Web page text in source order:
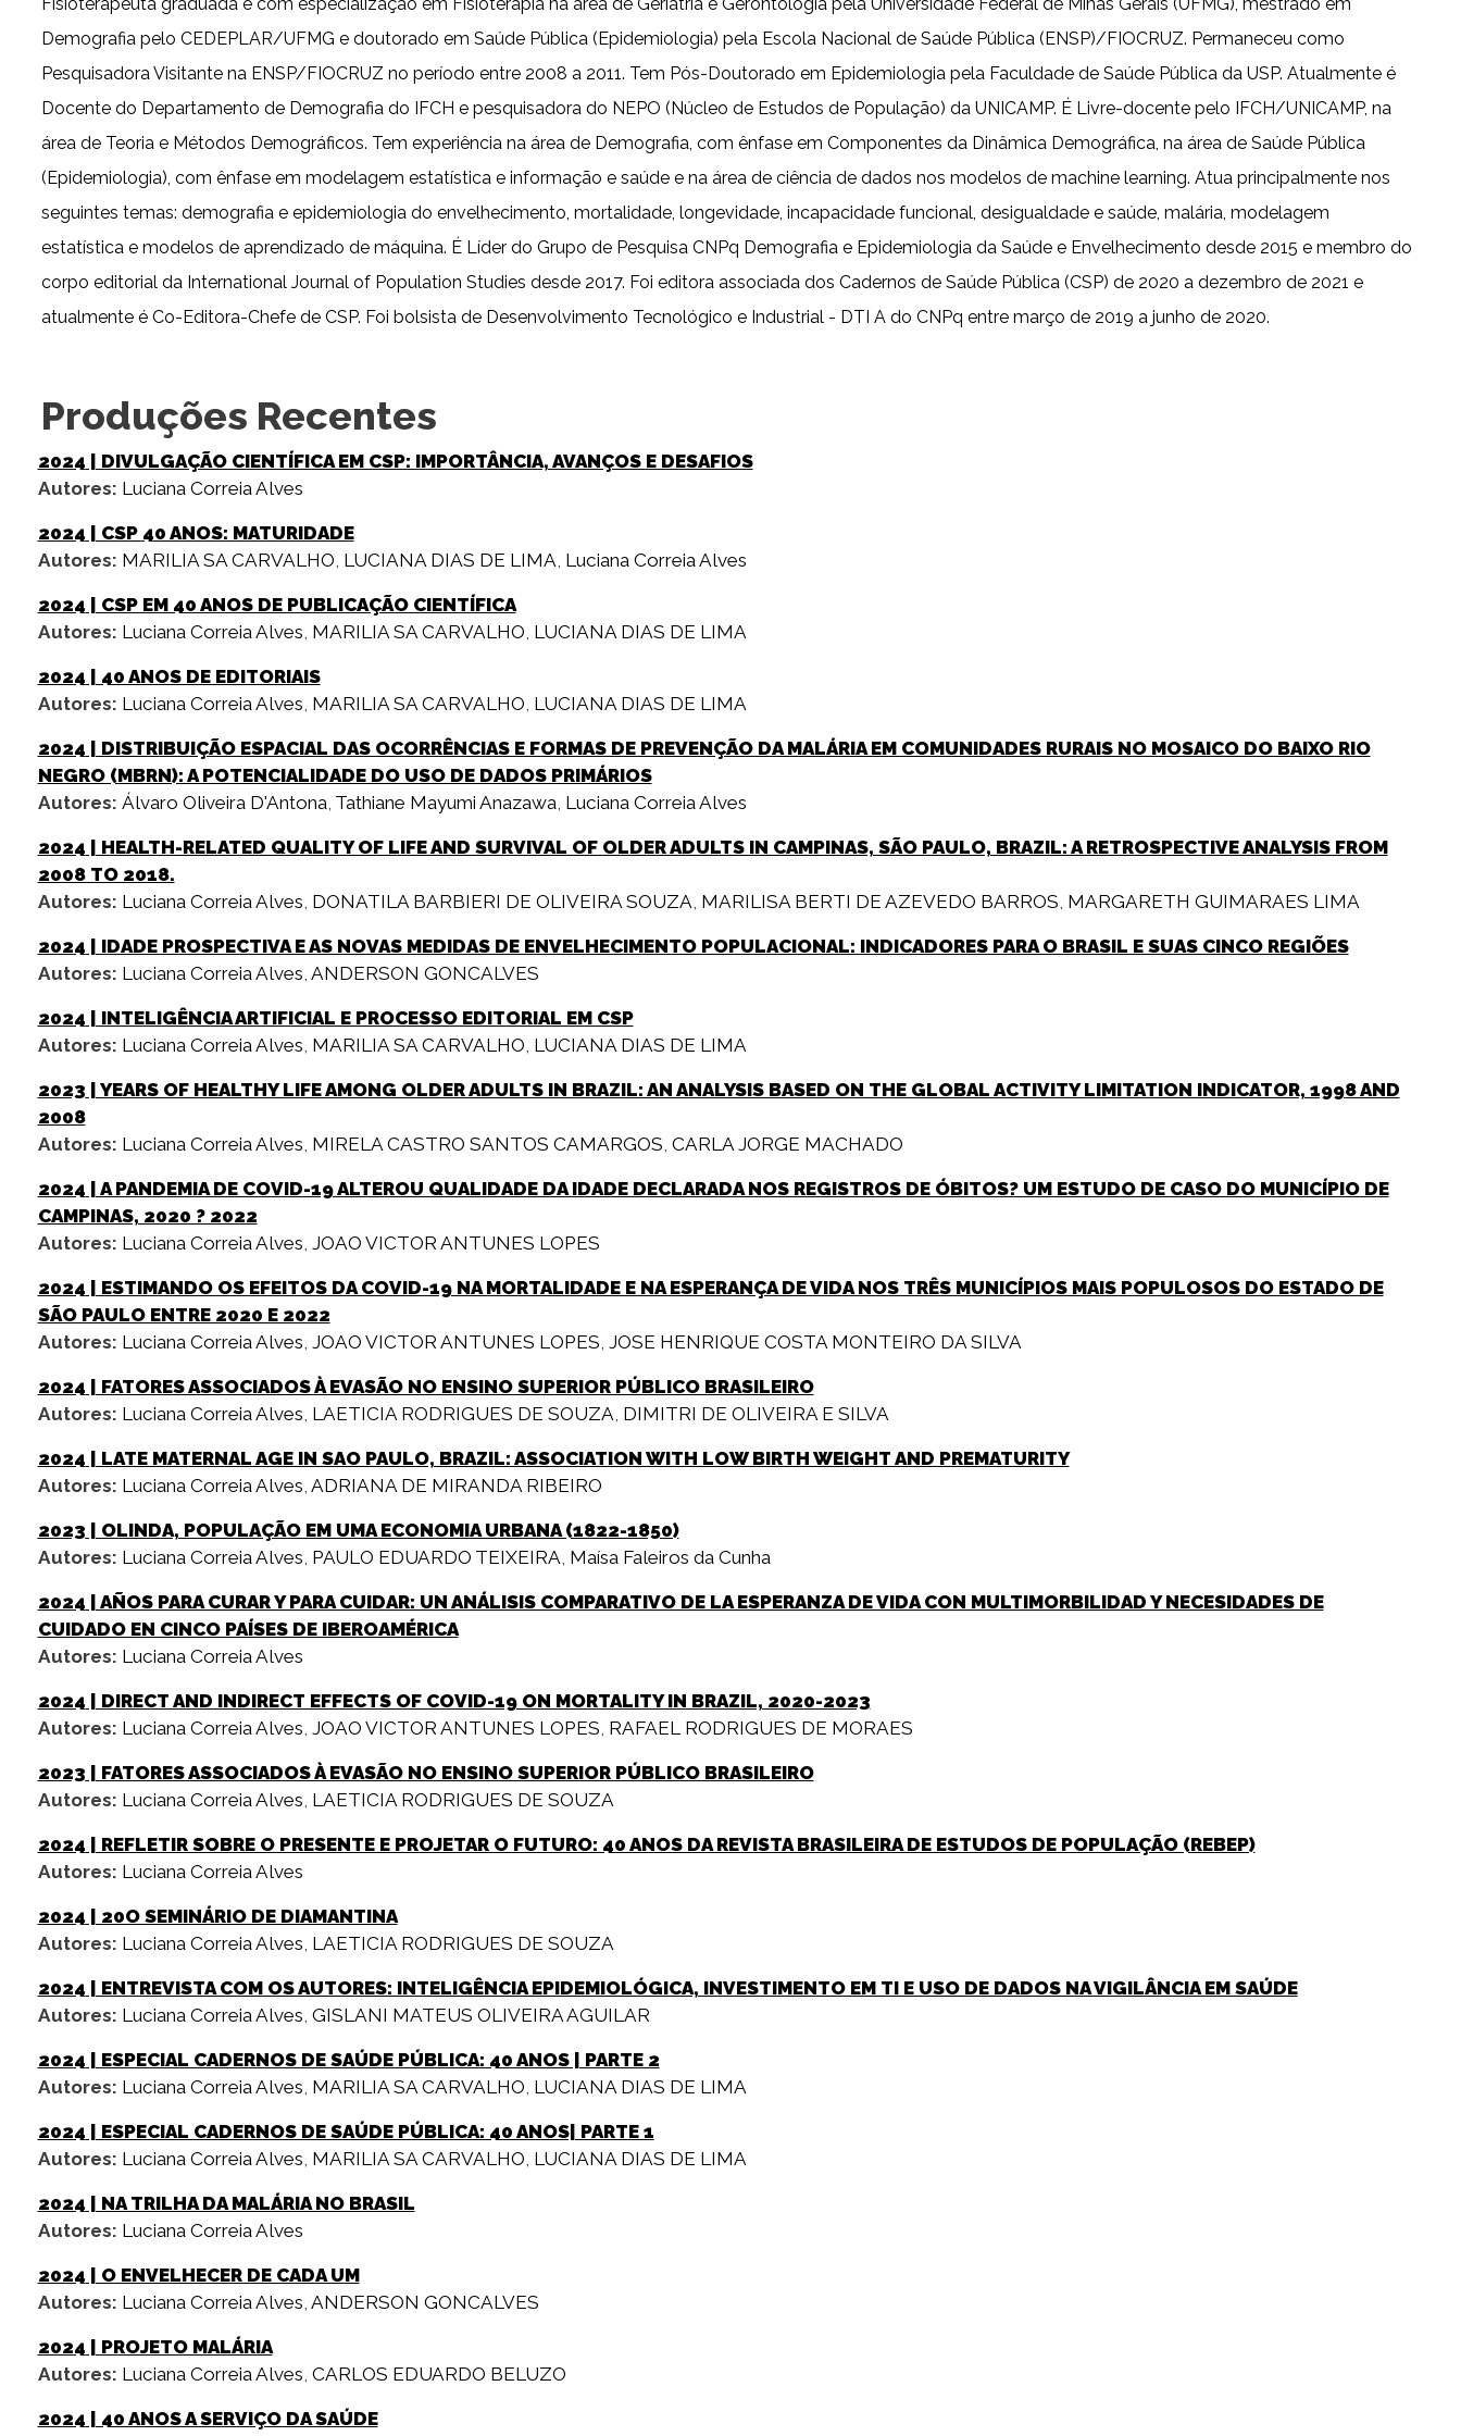
Fisioterapeuta graduada e com especialização em Fisioterapia na área de Geriatria e Gerontologia pela Universidade Federal de Minas Gerais (UFMG), mestrado em
Demografia pelo CEDEPLAR/UFMG e doutorado em Saúde Pública (Epidemiologia) pela Escola Nacional de Saúde Pública (ENSP)/FIOCRUZ. Permaneceu como
Pesquisadora Visitante na ENSP/FIOCRUZ no período entre 2008 a 2011. Tem Pós-Doutorado em Epidemiologia pela Faculdade de Saúde Pública da USP. Atualmente é
Docente do Departamento de Demografia do IFCH e pesquisadora do NEPO (Núcleo de Estudos de População) da UNICAMP. É Livre-docente pelo IFCH/UNICAMP, na
área de Teoria e Métodos Demográficos. Tem experiência na área de Demografia, com ênfase em Componentes da Dinâmica Demográfica, na área de Saúde Pública
(Epidemiologia), com ênfase em modelagem estatística e informação e saúde e na área de ciência de dados nos modelos de machine learning. Atua principalmente nos
seguintes temas: demografia e epidemiologia do envelhecimento, mortalidade, longevidade, incapacidade funcional, desigualdade e saúde, malária, modelagem
estatística e modelos de aprendizado de máquina. É Líder do Grupo de Pesquisa CNPq Demografia e Epidemiologia da Saúde e Envelhecimento desde 2015 e membro do
corpo editorial da International Journal of Population Studies desde 2017. Foi editora associada dos Cadernos de Saúde Pública (CSP) de 2020 a dezembro de 2021 e
atualmente é Co-Editora-Chefe de CSP. Foi bolsista de Desenvolvimento Tecnológico e Industrial - DTI A do CNPq entre março de 2019 a junho de 2020.
Produções Recentes
2024 | DIVULGAÇÃO CIENTÍFICA EM CSP: IMPORTÂNCIA, AVANÇOS E DESAFIOS
Autores: Luciana Correia Alves
2024 | CSP 40 ANOS: MATURIDADE
Autores: MARILIA SA CARVALHO, LUCIANA DIAS DE LIMA, Luciana Correia Alves
2024 | CSP EM 40 ANOS DE PUBLICAÇÃO CIENTÍFICA
Autores: Luciana Correia Alves, MARILIA SA CARVALHO, LUCIANA DIAS DE LIMA
2024 | 40 ANOS DE EDITORIAIS
Autores: Luciana Correia Alves, MARILIA SA CARVALHO, LUCIANA DIAS DE LIMA
2024 | DISTRIBUIÇÃO ESPACIAL DAS OCORRÊNCIAS E FORMAS DE PREVENÇÃO DA MALÁRIA EM COMUNIDADES RURAIS NO MOSAICO DO BAIXO RIO
NEGRO (MBRN): A POTENCIALIDADE DO USO DE DADOS PRIMÁRIOS
Autores: Álvaro Oliveira D'Antona, Tathiane Mayumi Anazawa, Luciana Correia Alves
2024 | HEALTH-RELATED QUALITY OF LIFE AND SURVIVAL OF OLDER ADULTS IN CAMPINAS, SÃO PAULO, BRAZIL: A RETROSPECTIVE ANALYSIS FROM
2008 TO 2018.
Autores: Luciana Correia Alves, DONATILA BARBIERI DE OLIVEIRA SOUZA, MARILISA BERTI DE AZEVEDO BARROS, MARGARETH GUIMARAES LIMA
2024 | IDADE PROSPECTIVA E AS NOVAS MEDIDAS DE ENVELHECIMENTO POPULACIONAL: INDICADORES PARA O BRASIL E SUAS CINCO REGIÕES
Autores: Luciana Correia Alves, ANDERSON GONCALVES
2024 | INTELIGÊNCIA ARTIFICIAL E PROCESSO EDITORIAL EM CSP
Autores: Luciana Correia Alves, MARILIA SA CARVALHO, LUCIANA DIAS DE LIMA
2023 | YEARS OF HEALTHY LIFE AMONG OLDER ADULTS IN BRAZIL: AN ANALYSIS BASED ON THE GLOBAL ACTIVITY LIMITATION INDICATOR, 1998 AND
2008
Autores: Luciana Correia Alves, MIRELA CASTRO SANTOS CAMARGOS, CARLA JORGE MACHADO
2024 | A PANDEMIA DE COVID-19 ALTEROU QUALIDADE DA IDADE DECLARADA NOS REGISTROS DE ÓBITOS? UM ESTUDO DE CASO DO MUNICÍPIO DE
CAMPINAS, 2020 ? 2022
Autores: Luciana Correia Alves, JOAO VICTOR ANTUNES LOPES
2024 | ESTIMANDO OS EFEITOS DA COVID-19 NA MORTALIDADE E NA ESPERANÇA DE VIDA NOS TRÊS MUNICÍPIOS MAIS POPULOSOS DO ESTADO DE
SÃO PAULO ENTRE 2020 E 2022
Autores: Luciana Correia Alves, JOAO VICTOR ANTUNES LOPES, JOSE HENRIQUE COSTA MONTEIRO DA SILVA
2024 | FATORES ASSOCIADOS À EVASÃO NO ENSINO SUPERIOR PÚBLICO BRASILEIRO
Autores: Luciana Correia Alves, LAETICIA RODRIGUES DE SOUZA, DIMITRI DE OLIVEIRA E SILVA
2024 | LATE MATERNAL AGE IN SAO PAULO, BRAZIL: ASSOCIATION WITH LOW BIRTH WEIGHT AND PREMATURITY
Autores: Luciana Correia Alves, ADRIANA DE MIRANDA RIBEIRO
2023 | OLINDA, POPULAÇÃO EM UMA ECONOMIA URBANA (1822-1850)
Autores: Luciana Correia Alves, PAULO EDUARDO TEIXEIRA, Maísa Faleiros da Cunha
2024 | AÑOS PARA CURAR Y PARA CUIDAR: UN ANÁLISIS COMPARATIVO DE LA ESPERANZA DE VIDA CON MULTIMORBILIDAD Y NECESIDADES DE
CUIDADO EN CINCO PAÍSES DE IBEROAMÉRICA
Autores: Luciana Correia Alves
2024 | DIRECT AND INDIRECT EFFECTS OF COVID-19 ON MORTALITY IN BRAZIL, 2020-2023
Autores: Luciana Correia Alves, JOAO VICTOR ANTUNES LOPES, RAFAEL RODRIGUES DE MORAES
2023 | FATORES ASSOCIADOS À EVASÃO NO ENSINO SUPERIOR PÚBLICO BRASILEIRO
Autores: Luciana Correia Alves, LAETICIA RODRIGUES DE SOUZA
2024 | REFLETIR SOBRE O PRESENTE E PROJETAR O FUTURO: 40 ANOS DA REVISTA BRASILEIRA DE ESTUDOS DE POPULAÇÃO (REBEP)
Autores: Luciana Correia Alves
2024 | 20O SEMINÁRIO DE DIAMANTINA
Autores: Luciana Correia Alves, LAETICIA RODRIGUES DE SOUZA
2024 | ENTREVISTA COM OS AUTORES: INTELIGÊNCIA EPIDEMIOLÓGICA, INVESTIMENTO EM TI E USO DE DADOS NA VIGILÂNCIA EM SAÚDE
Autores: Luciana Correia Alves, GISLANI MATEUS OLIVEIRA AGUILAR
2024 | ESPECIAL CADERNOS DE SAÚDE PÚBLICA: 40 ANOS | PARTE 2
Autores: Luciana Correia Alves, MARILIA SA CARVALHO, LUCIANA DIAS DE LIMA
2024 | ESPECIAL CADERNOS DE SAÚDE PÚBLICA: 40 ANOS| PARTE 1
Autores: Luciana Correia Alves, MARILIA SA CARVALHO, LUCIANA DIAS DE LIMA
2024 | NA TRILHA DA MALÁRIA NO BRASIL
Autores: Luciana Correia Alves
2024 | O ENVELHECER DE CADA UM
Autores: Luciana Correia Alves, ANDERSON GONCALVES
2024 | PROJETO MALÁRIA
Autores: Luciana Correia Alves, CARLOS EDUARDO BELUZO
2024 | 40 ANOS A SERVIÇO DA SAÚDE